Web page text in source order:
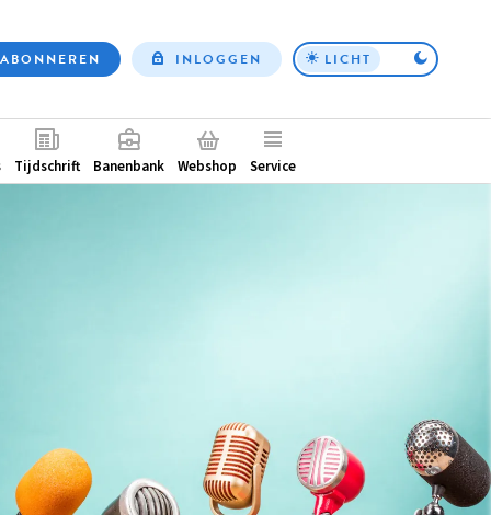
Top
ABONNEREN INLOGGEN LICHT
Tijdschrift Banenbank Webshop Service